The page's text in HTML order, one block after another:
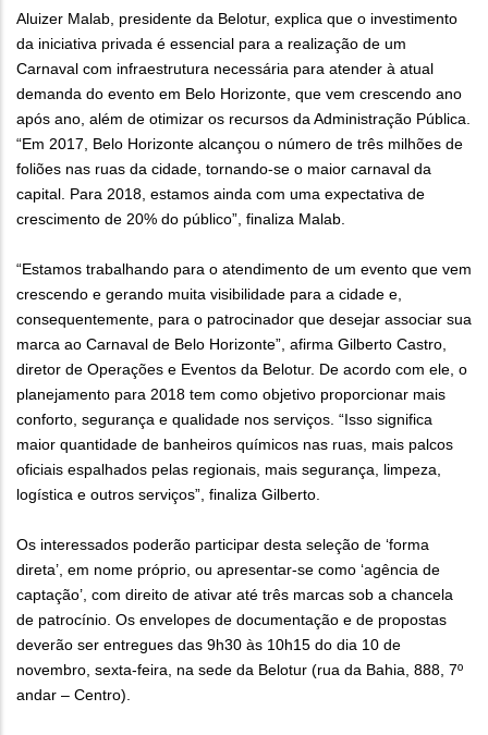
Aluizer Malab, presidente da Belotur, explica que o investimento
da iniciativa privada é essencial para a realização de um
Carnaval com infraestrutura necessária para atender à atual
demanda do evento em Belo Horizonte, que vem crescendo ano
após ano, além de otimizar os recursos da Administração Pública.
“Em 2017, Belo Horizonte alcançou o número de três milhões de
foliões nas ruas da cidade, tornando-se o maior carnaval da
capital. Para 2018, estamos ainda com uma expectativa de
crescimento de 20% do público”, finaliza Malab.
“Estamos trabalhando para o atendimento de um evento que vem
crescendo e gerando muita visibilidade para a cidade e,
consequentemente, para o patrocinador que desejar associar sua
marca ao Carnaval de Belo Horizonte”, afirma Gilberto Castro,
diretor de Operações e Eventos da Belotur. De acordo com ele, o
planejamento para 2018 tem como objetivo proporcionar mais
conforto, segurança e qualidade nos serviços. “Isso significa
maior quantidade de banheiros químicos nas ruas, mais palcos
oficiais espalhados pelas regionais, mais segurança, limpeza,
logística e outros serviços”, finaliza Gilberto.
Os interessados poderão participar desta seleção de ‘forma
direta’, em nome próprio, ou apresentar-se como ‘agência de
captação’, com direito de ativar até três marcas sob a chancela
de patrocínio. Os envelopes de documentação e de propostas
deverão ser entregues das 9h30 às 10h15 do dia 10 de
novembro, sexta-feira, na sede da Belotur (rua da Bahia, 888, 7º
andar – Centro).